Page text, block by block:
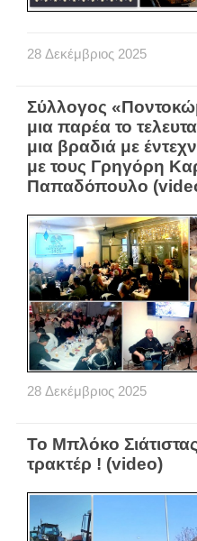
28 Δεκέμβριος 2025
Σύλλογος
μια παρέα το
μια βραδιά με
με τους Γρηγόρη
Παπαδόπουλο
28 Δεκέμβριος 2025
Το Μπλόκο
τρακτέρ ! (video)